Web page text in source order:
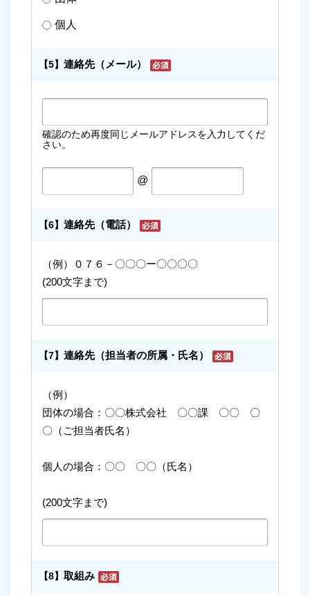
個人
【5】 連絡先（メール）
確認のため再度同じメールアドレスを入力してくだ
さい。
@
【6】 連絡先（電話）
（例）０７６－〇〇〇ー〇〇〇〇
(200文字まで)
【7】 連絡先（担当者の所属・氏名）
（例）
団体の場合：〇〇株式会社 〇〇課 〇〇 〇
〇（ご担当者氏名）
個人の場合：〇〇 〇〇（氏名）
(200文字まで)
【8】 取組み